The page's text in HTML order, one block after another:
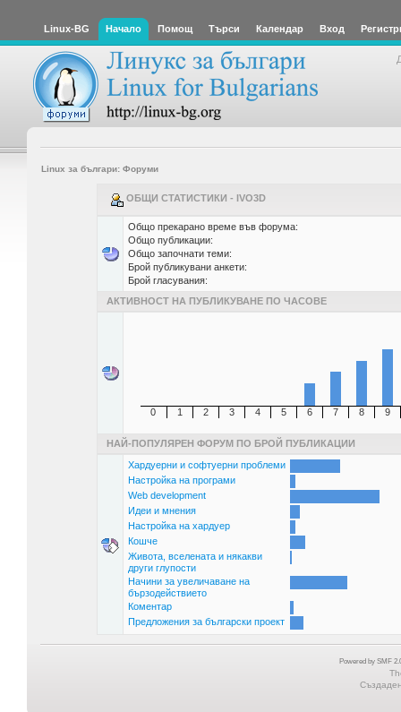
Linux-BG Начало Помощ Търси Календар Вход
Linux за българи: Форуми
ОБЩИ СТАТИСТИКИ - IVO3D
Общо прекарано време във форума:
Общо публикации:
Общо започнати теми:
Брой публикувани анкети:
Брой гласувания:
АКТИВНОСТ НА ПУБЛИКУВАНЕ ПО ЧАСОВЕ
0 1 2 3 4 5 6 7 8 9
НАЙ-ПОПУЛЯРЕН ФОРУМ ПО БРОЙ ПУБЛИКАЦИИ
Хардуерни и софтуерни проблеми
Настройка на програми
Web development
Идеи и мнения
Настройка на хардуер
Кошче
Живота, вселената и някакви
други глупости
Начини за увеличаване на
бързодействието
Коментар
Предложения за български проект
Powered by SMF